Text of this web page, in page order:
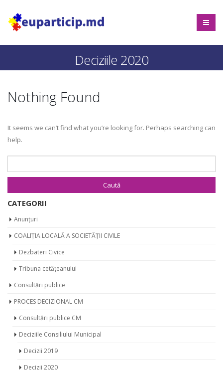
Deciziile 2020
Nothing Found
It seems we can’t find what you’re looking for. Perhaps searching can
help.
CATEGORII
Anunțuri
COALIȚIA LOCALĂ A SOCIETĂȚII CIVILE
Dezbateri Civice
Tribuna cetățeanului
Consultări publice
PROCES DECIZIONAL CM
Consultări publice CM
Deciziile Consiliului Municipal
Decizii 2019
Decizii 2020